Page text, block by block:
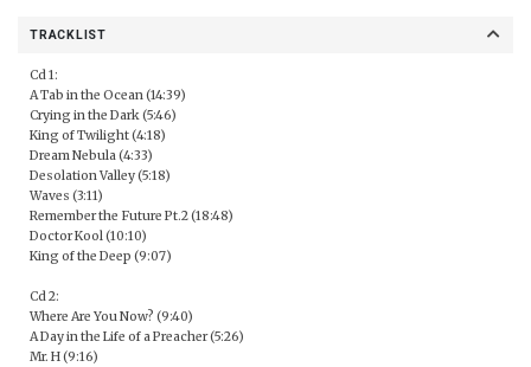
TRACKLIST
Cd 1:
A Tab in the Ocean (14:39)
Crying in the Dark (5:46)
King of Twilight (4:18)
Dream Nebula (4:33)
Desolation Valley (5:18)
Waves (3:11)
Remember the Future Pt.2 (18:48)
Doctor Kool (10:10)
King of the Deep (9:07)
Cd 2:
Where Are You Now? (9:40)
A Day in the Life of a Preacher (5:26)
Mr. H (9:16)